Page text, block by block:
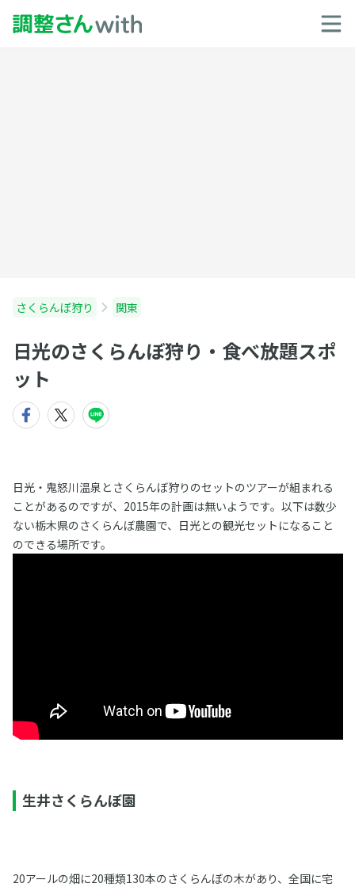
さくらんぼ狩り 関東
日光のさくらんぼ狩り・食べ放題スポ
ット
日光・鬼怒川温泉とさくらんぼ狩りのセットのツアーが組まれる
ことがあるのですが、2015年の計画は無いようです。以下は数少
ない栃木県のさくらんぼ農園で、日光との観光セットになること
のできる場所です。
生井さくらんぼ園
20アールの畑に20種類130本のさくらんぼの木があり、全国に宅